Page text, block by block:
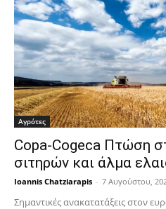
Αγρότες
Copa-Cogeca Πτώση
σιτηρών και άλμα
Ioannis Chatziarapis - 7 Αυγούστου,
Σημαντικές ανακατατάξεις στον